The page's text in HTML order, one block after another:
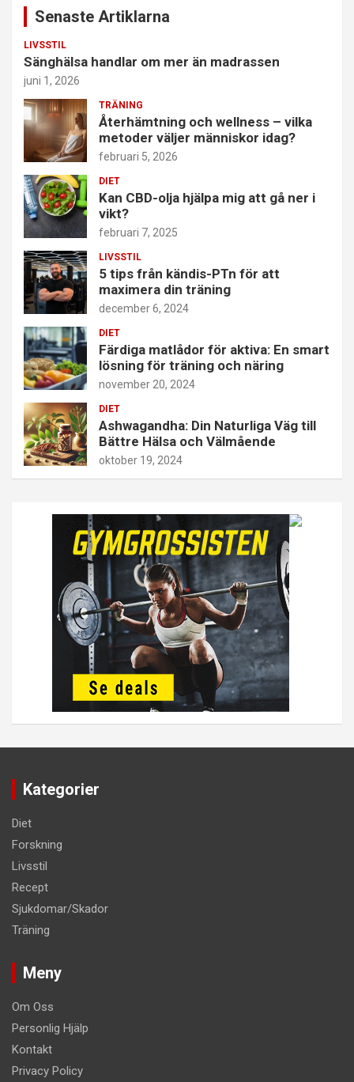
Senaste Artiklarna
LIVSSTIL
Sänghälsa handlar om mer än madrassen
juni 1, 2026
TRÄNING
Återhämtning och wellness – vilka
metoder väljer människor idag?
februari 5, 2026
DIET
Kan CBD-olja hjälpa mig att gå ner i
vikt?
februari 7, 2025
LIVSSTIL
5 tips från kändis-PTn för att
maximera din träning
december 6, 2024
DIET
Färdiga matlådor för aktiva: En smart
lösning för träning och näring
november 20, 2024
DIET
Ashwagandha: Din Naturliga Väg till
Bättre Hälsa och Välmående
oktober 19, 2024
Kategorier
Diet
Forskning
Livsstil
Recept
Sjukdomar/Skador
Träning
Meny
Om Oss
Personlig Hjälp
Kontakt
Privacy Policy